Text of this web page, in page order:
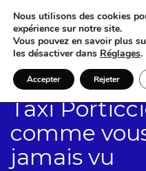
Taxi
comme
jamais vu
Nous utilisons des cookies
expérience sur notre site.
Vous pouvez en savoir plus
les désactiver dans Réglages.
Accepter Rejeter